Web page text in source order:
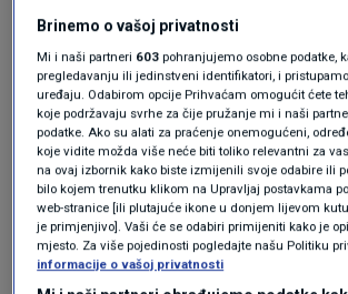
pitanje je li Tajna služba dala
Činjenice
Ovogodišnji događaj bio je pod
to bio prvi put da je Donald Trump
prisustvovao večeri otkako je
predsjednik, u mandatu
kritikama novinara.
Brinemo o vašoj privatnosti
Mi i naši partneri 603 pohranjujemo osobne podatke,
pregledavanju ili jedinstveni identifikatori, i
uređaju. Odabirom opcije Prihvaćam omogućit ćete
koje podržavaju svrhe za čije pružanje mi i naši
podatke. Ako su alati za praćenje onemogućeni,
koje vidite možda više neće biti toliko relevantni za
na ovaj izbornik kako biste izmijenili svoje odabire ili
bilo kojem trenutku klikom na Upravljaj postavkama
web-stranice [ili plutajuće ikone u donjem lijevom
je primjenjivo]. Vaši će se odabiri primijeniti kako je
mjesto. Za više pojedinosti pogledajte našu Politiku
informacije o vašoj privatnosti